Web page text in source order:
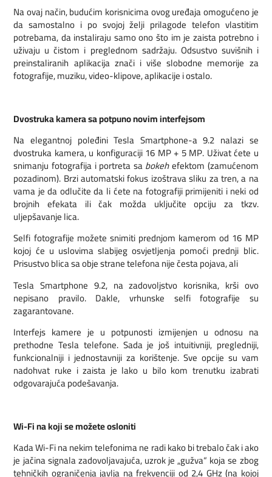
Na ovaj način, budućim korisnicima ovog uređaja omogućeno je
da samostalno i po svojoj želji prilagode telefon vlastitim
potrebama, da instaliraju samo ono što im je zaista potrebno i
uživaju u čistom i preglednom sadržaju. Odsustvo suvišnih i
preinstaliranih aplikacija znači i više slobodne memorije za
fotografije, muziku, video-klipove, aplikacije i ostalo.
Dvostruka kamera sa potpuno novim interfejsom
Na elegantnoj poleđini Tesla Smartphone-a 9.2 nalazi se
dvostruka kamera, u konfiguraciji 16 MP + 5 MP. Uživat ćete u
snimanju fotografija i portreta sabokehefektom (zamućenom
pozadinom). Brzi automatski fokus izoštrava sliku za tren, a na
vama je da odlučite da li ćete na fotografiji primijeniti i neki od
brojnih efekata ili čak možda uključite opciju za tkzv.
uljepšavanje lica.
Selfi fotografije možete snimiti prednjom kamerom od 16 MP
kojoj će u uslovima slabijeg osvjetljenja pomoći prednji blic.
Prisustvo blica sa obje strane telefona nije česta pojava, ali
Tesla Smartphone 9.2, na zadovoljstvo korisnika, krši ovo
nepisano pravilo. Dakle, vrhunske selfi fotografije su
zagarantovane.
Interfejs kamere je u potpunosti izmijenjen u odnosu na
prethodne Tesla telefone. Sada je još intuitivniji, pregledniji,
funkcionalniji i jednostavniji za korištenje. Sve opcije su vam
nadohvat ruke i zaista je lako u bilo kom trenutku izabrati
odgovarajuća podešavanja.
Wi-Fi na koji se možete osloniti
Kada Wi-Fi na nekim telefonima ne radi kako bi trebalo čak i ako
je jačina signala zadovoljavajuća, uzrok je „gužva“ koja se zbog
tehničkih ograničenja javlja na frekvenciji od 2,4 GHz (na kojoj